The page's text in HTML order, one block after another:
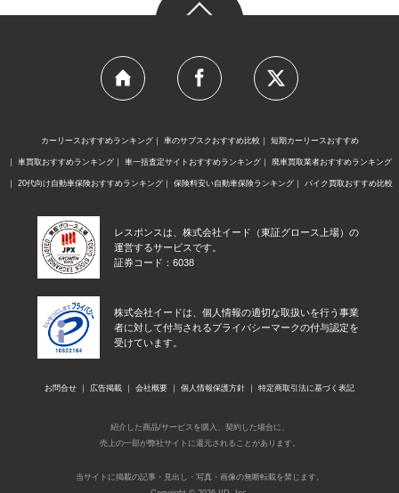
カーリースおすすめランキング 車のサブスクおすすめ比較 短期カーリースおすすめ
車買取おすすめランキング 車一括査定サイトおすすめランキング 廃車買取業者おすすめランキング
20代向け自動車保険おすすめランキング 保険料安い自動車保険ランキング バイク買取おすすめ比較
レスポンスは、株式会社イード（東証グロース上場）の
運営するサービスです。
証券コード：6038
株式会社イードは、個人情報の適切な取扱いを行う事業
者に対して付与されるプライバシーマークの付与認定を
受けています。
お問合せ 広告掲載 会社概要 個人情報保護方針 特定商取引法に基づく表記
紹介した商品/サービスを購入、契約した場合に、
売上の一部が弊社サイトに還元されることがあります。
当サイトに掲載の記事・見出し・写真・画像の無断転載を禁じます。